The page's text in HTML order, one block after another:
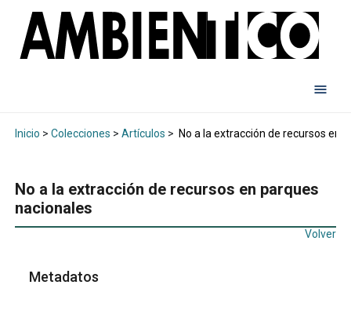
Inicio > Colecciones > Artículos > No a la extracción de recursos en
No a la extracción de recursos en parques
nacionales
Volver
Metadatos